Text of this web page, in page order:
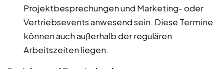
Projektbesprechungen und Marketing- oder
Vertriebsevents anwesend sein. Diese Termine
können auch außerhalb der regulären
Arbeitszeiten liegen.